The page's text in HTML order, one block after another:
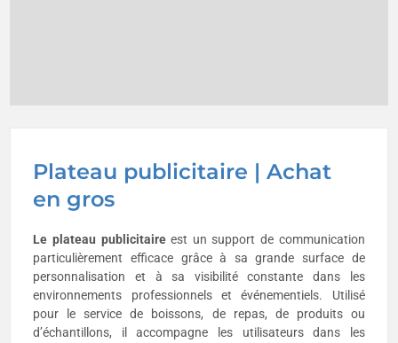
Plateau publicitaire | Achat
en gros
Le plateau publicitaireest un support de communication
particulièrement efficace grâce à sa grande surface de
personnalisation et à sa visibilité constante dans les
environnements professionnels et événementiels. Utilisé
pour le service de boissons, de repas, de produits ou
d’échantillons, il accompagne les utilisateurs dans les